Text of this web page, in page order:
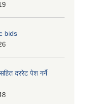
bids
दररेट पेश गर्ने